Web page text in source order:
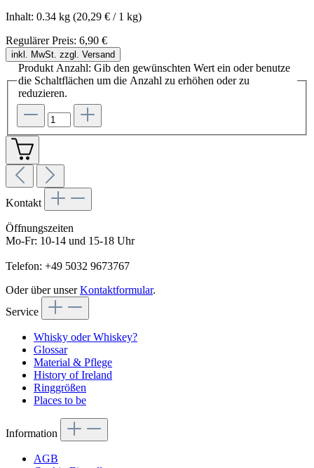
Inhalt: 0.34 kg (20,29 € / 1 kg)
Regulärer Preis: 6,90 €
inkl. MwSt. zzgl. Versand
Produkt Anzahl: Gib den gewünschten Wert ein oder benutze
die Schaltflächen um die Anzahl zu erhöhen oder zu
reduzieren.
Kontakt
Öffnungszeiten
Mo-Fr: 10-14 und 15-18 Uhr
Telefon: +49 5032 9673767
Oder über unserKontaktformular.
Service
Whisky oder Whiskey?
Glossar
Material & Pflege
History of Ireland
Ringgrößen
Places to be
Information
AGB